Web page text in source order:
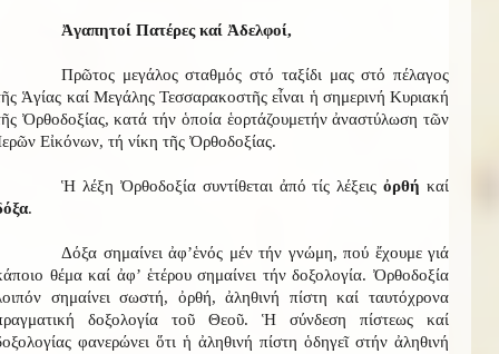
Ἀγαπητοί Πατέρες καί Ἀδελφοί,
Πρῶτος μεγάλος σταθμός στό ταξίδι μας στό πέλαγος
Ἁγίας καί Μεγάλης Τεσσαρακοστῆς εἶναι ἡ σημερινή Κυριακή
Ὀρθοδοξίας, κατά τήν ὁποία ἑορτάζουμετήν ἀναστύλωση τῶν
Εἰκόνων, τή νίκη τῆς Ὀρθοδοξίας.
Ἡ λέξη Ὀρθοδοξία συντίθεται ἀπό τίς λέξειςὀρθή καί
.
Δόξα σημαίνει ἀφ’ἑνός μέν τήν γνώμη, πού ἔχουμε γιά
θέμα καί ἀφ’ ἑτέρου σημαίνει τήν δοξολογία. Ὀρθοδοξία
σημαίνει σωστή, ὀρθή, ἀληθινή πίστη καί ταυτόχρονα
δοξολογία τοῦ Θεοῦ. Ἡ σύνδεση πίστεως καί
φανερώνει ὅτι ἡ ἀληθινή πίστη ὁδηγεῖ στήν ἀληθινή